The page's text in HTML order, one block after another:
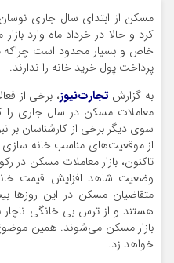
مسکن از ابتدای سال جاری
کرد و حالا در خرداد ماه وارد
خاص و بسیار محدود است چراکه
پرداخت پول خرید خانه را ندارند.
به گزارش تجارت‌نیوز، برخی از
معاملات مسکن در سال جاری را
سوی دیگر برخی از کارشناسان بر
از موقعیت‌های مناسب خانه سازی
تاکنون، بازار معاملات مسکن در
وضعیت شاهد افزایش قیمت
متقاضیان مسکن در این روز‌ها
هستند و از ترس بی خانگی ناچار
بازار مسکن می‌شوند. همین موضوع
خواهد زد.